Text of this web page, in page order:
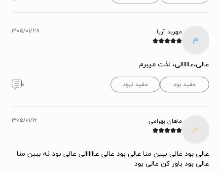
م
مهربد آریا ۱۴۰۵/۰۱/۲۸
عالی،عااااالی، لذت میبرم
مفید بود مفید نبود ۰
م
ماهان بهرامی ۱۴۰۵/۰۱/۱۶
عالی بود عالی ببین منا عالی بود عالی عاااااالی عالی بود نه ببین منا
عالی بود باور کن عالی بود